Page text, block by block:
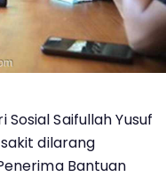
Sosial Saifullah Yusuf
dilarang
Bantuan